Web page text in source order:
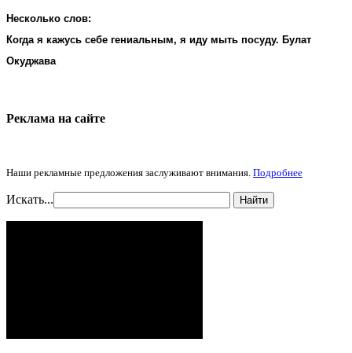
Несколько слов:
Когда я кажусь себе гениальным, я иду мыть посуду. Булат
Окуджава
Реклама на cайте
Наши рекламные предложения заслуживают внимания. Подробнее
Искать... Найти